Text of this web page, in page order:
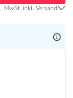
MwSt. inkl. Versand